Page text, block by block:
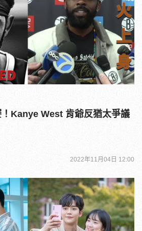
Kanye West 肯爺反猶太爭議
2022年11月04日 12:00